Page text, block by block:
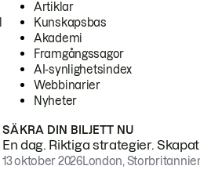
Artiklar
Kunskapsbas
Akademi
Framgångssagor
AI-synlighetsindex
Webbinarier
Nyheter
SÄKRA DIN BILJETT NU
En dag. Riktiga strategier.
13 oktober 2026London,